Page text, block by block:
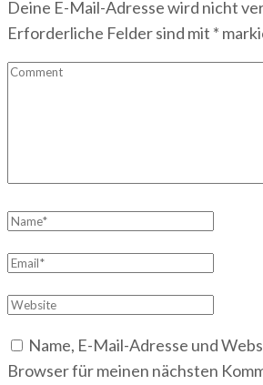
Deine E-Mail-Adresse wird nicht
Erforderliche Felder sind mit *
Comment
Name*
Email*
Website
Name, E-Mail-Adresse und
Browser für meinen nächsten